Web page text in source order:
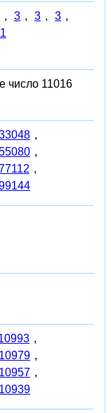
, 3 , 3 , 3 ,
1
число 11016
,
,
,
,
10979 ,
10957 ,
10939